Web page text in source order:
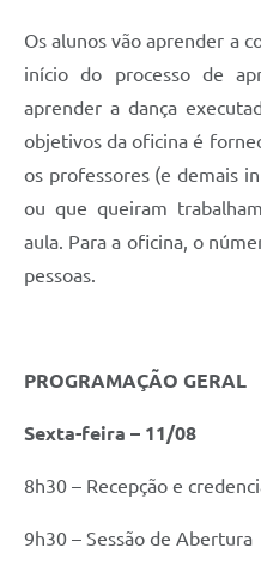
Os alunos vão aprender a
início do processo de
aprender a dança
objetivos da oficina é
os professores (e demais
ou que queiram
aula. Para a oficina, o
pessoas.
PROGRAMAÇÃO GERAL
Sexta-feira – 11/08
8h30 – Recepção e
9h30 – Sessão de Abertura